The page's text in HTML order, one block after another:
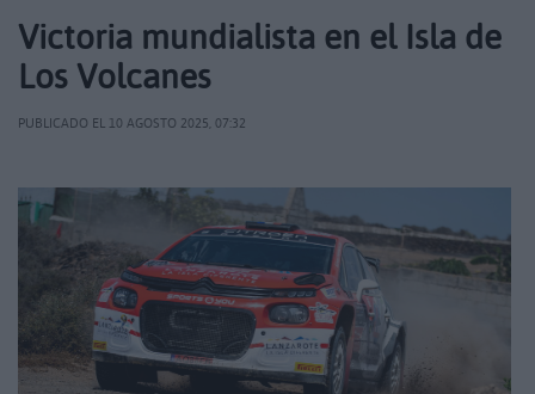
Victoria mundialista en el Isla de
Los Volcanes
PUBLICADO EL 10 AGOSTO 2025, 07:32